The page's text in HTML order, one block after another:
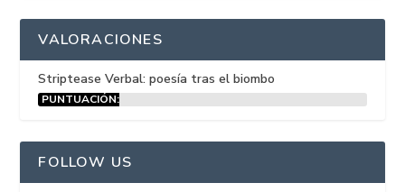
VALORACIONES
Striptease Verbal: poesía tras el biombo
PUNTUACIÓN:
FOLLOW US